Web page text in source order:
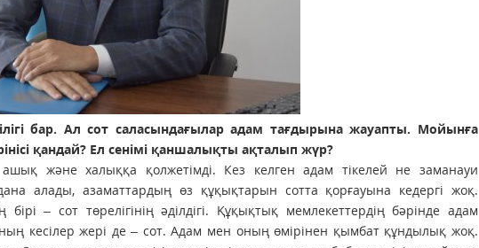
бар. Ал сот саласындағылар адам тағдырына жауапты. Мойынға
қандай? Ел сенімі қаншалықты ақталып жүр?
және халыққа қолжетімді. Кез келген адам тікелей не заманауи
алады, азаматтардың өз құқықтарын сотта қорғауына кедергі жоқ.
бірі – сот төрелігінің әділдігі. Құқықтық мемлекеттердің бәрінде адам
кесілер жері де – сот. Адам мен оның өмірінен қымбат құндылық жоқ.